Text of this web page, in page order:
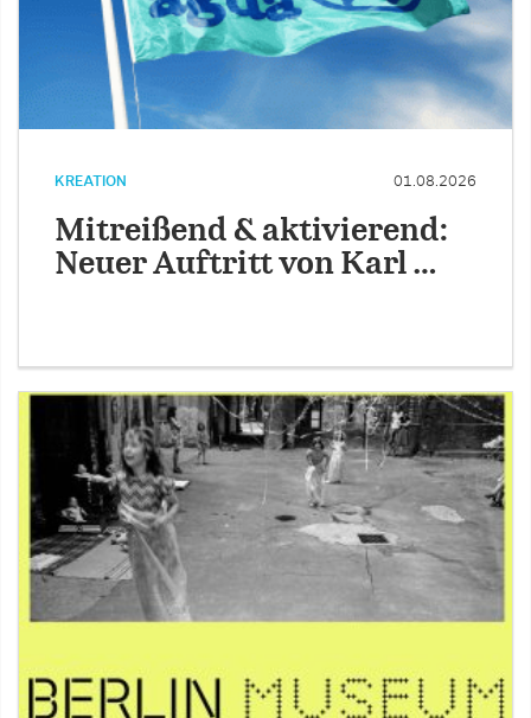
KREATION 01.08.2026
Mitreißend & aktivierend:
Neuer Auftritt von Karl …